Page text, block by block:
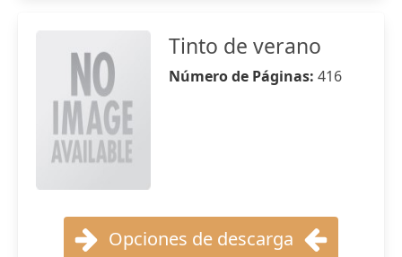
Tinto de verano
Número de Páginas: 416
Opciones de descarga